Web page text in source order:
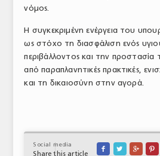
νόμος.
Η συγκεκριμένη ενέργεια του
ως στόχο τη διασφάλιση ενός
περιβάλλοντος και την
από παραπλανητικές πρακτικές,
και τη δικαιοσύνη στην αγορά.
Social media
Share this article
   